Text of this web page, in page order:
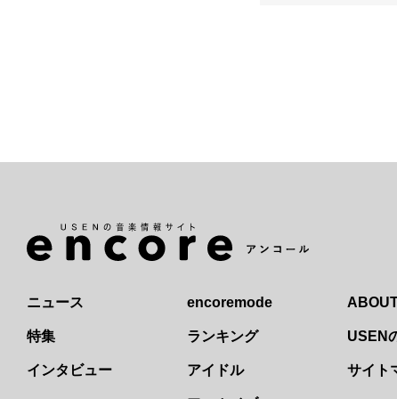
ニュース
特集
インタビュー
encoremode
ランキング
アイドル
USEN
サイト